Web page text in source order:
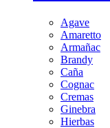
Agave
Amaretto
Armañac
Brandy
Caña
Cognac
Cremas
Ginebra
Hierbas